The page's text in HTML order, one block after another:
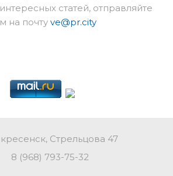
статей, отправляйте
на почту ve@pr.city
Стрельцова 47
8 (968) 793-75-32